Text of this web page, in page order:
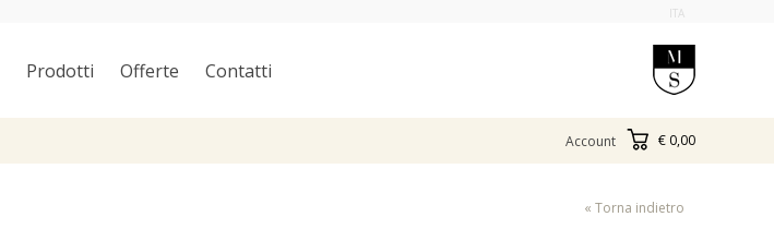
ITA
Prodotti Offerte Contatti
Account € 0,00
« Torna indietro